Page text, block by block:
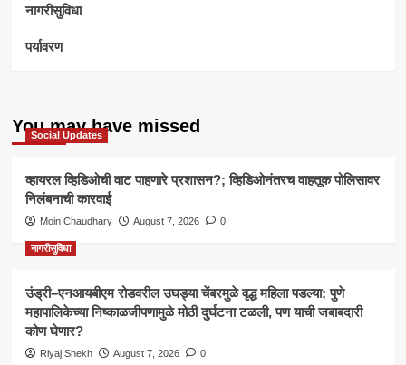
नागरीसुविधा
पर्यावरण
You may have missed
Social Updates
व्हायरल व्हिडिओची वाट पाहणारे प्रशासन?; व्हिडिओनंतरच वाहतूक पोलिसावर
निलंबनाची कारवाई
Moin Chaudhary August 7, 2026 0
नागरीसुविधा
उंड्री–एनआयबीएम रोडवरील उघड्या चेंबरमुळे वृद्ध महिला पडल्या; पुणे
महापालिकेच्या निष्काळजीपणामुळे मोठी दुर्घटना टळली, पण याची जबाबदारी
कोण घेणार?
Riyaj Shekh August 7, 2026 0